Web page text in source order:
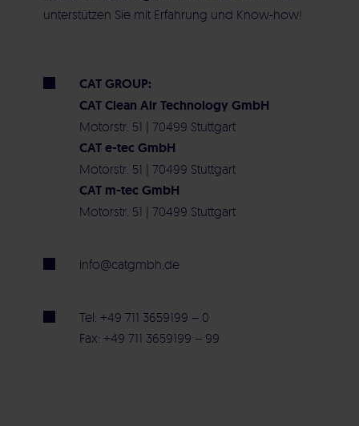
unterstützen Sie mit Erfahrung und Know-how!
CAT GROUP:
CAT Clean Air Technology GmbH
Motorstr. 51 | 70499 Stuttgart
CAT e-tec GmbH
Motorstr. 51 | 70499 Stuttgart
CAT m-tec GmbH
Motorstr. 51 | 70499 Stuttgart
info@catgmbh.de
Tel: +49 711 3659199 – 0
Fax: +49 711 3659199 – 99